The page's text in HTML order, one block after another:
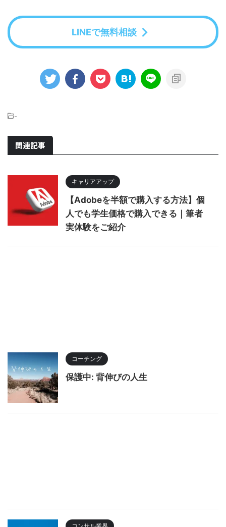
LINEで無料相談
-
関連記事
キャリアアップ
【Adobeを半額で購入する方法】個
人でも学生価格で購入できる｜筆者
実体験をご紹介
コーチング
保護中: 背伸びの人生